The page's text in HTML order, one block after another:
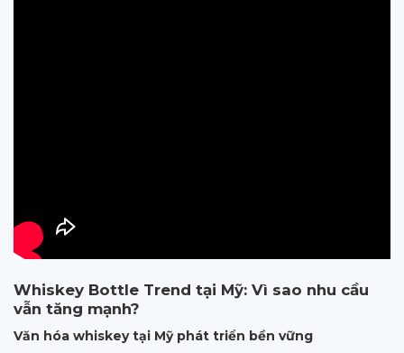
Whiskey Bottle Trend tại Mỹ: Vì sao nhu cầu
vẫn tăng mạnh?
Văn hóa whiskey tại Mỹ phát triển bền vững